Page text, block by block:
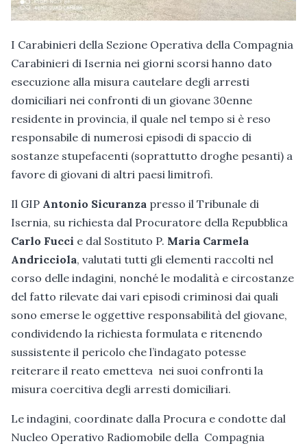
I Carabinieri della Sezione Operativa della Compagnia
Carabinieri di Isernia nei giorni scorsi hanno dato
esecuzione alla misura cautelare degli arresti
domiciliari nei confronti di un giovane 30enne
residente in provincia, il quale nel tempo si è reso
responsabile di numerosi episodi di spaccio di
sostanze stupefacenti (soprattutto droghe pesanti) a
favore di giovani di altri paesi limitrofi.
Il GIP Antonio Sicuranza presso il Tribunale di
Isernia, su richiesta dal Procuratore della Repubblica
Carlo Fucci e dal Sostituto P. Maria Carmela
Andricciola, valutati tutti gli elementi raccolti nel
corso delle indagini, nonché le modalità e circostanze
del fatto rilevate dai vari episodi criminosi dai quali
sono emerse le oggettive responsabilità del giovane,
condividendo la richiesta formulata e ritenendo
sussistente il pericolo che l’indagato potesse
reiterare il reato emetteva nei suoi confronti la
misura coercitiva degli arresti domiciliari.
Le indagini, coordinate dalla Procura e condotte dal
Nucleo Operativo Radiomobile della Compagnia